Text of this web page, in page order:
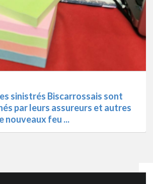
sinistrés Biscarrossais sont
par leurs assureurs et autres
nouveaux feu ...